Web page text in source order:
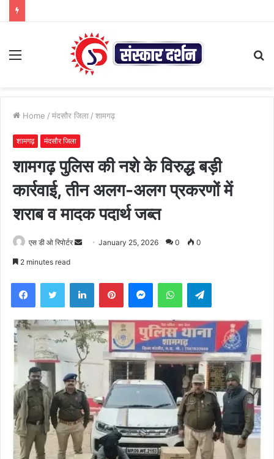
Menu
Home / मंदसौर जिला / शामगढ़
शामगढ़ मंदसौर जिला
शामगढ़ पुलिस की नशे के विरुद्ध बड़ी
कार्रवाई, तीन अलग-अलग प्रकरणों में
शराब व मादक पदार्थ जब्त
एस डी ओ रिपोर्टर
Send January 25, 2026 0 0
2 minutes read
FacebookTwitter LinkedInPinterestMessengerWhatsAppTelegram